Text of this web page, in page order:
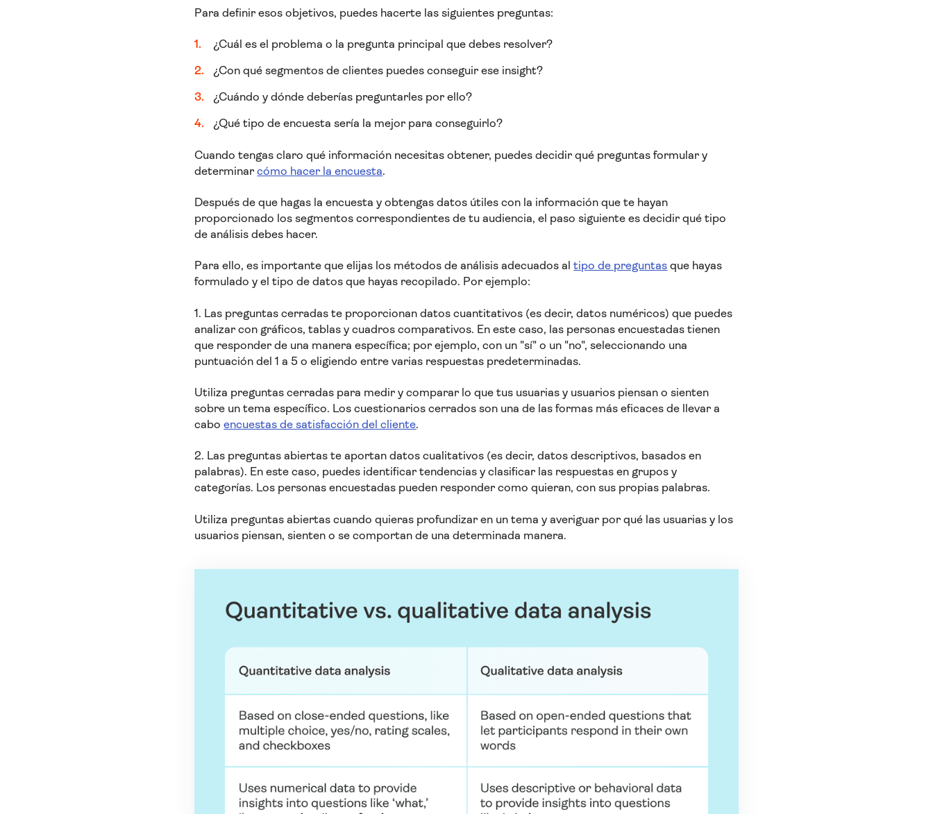
Para definir esos objetivos, puedes hacerte las siguientes preguntas:
¿Cuál es el problema o la pregunta principal que debes resolver?
¿Con qué segmentos de clientes puedes conseguir ese insight?
¿Cuándo y dónde deberías preguntarles por ello?
¿Qué tipo de encuesta sería la mejor para conseguirlo?
Cuando tengas claro qué información necesitas obtener, puedes decidir qué preguntas formular y
determinarcómo hacer la encuesta.
Después de que hagas la encuesta y obtengas datos útiles con la información que te hayan
proporcionado los segmentos correspondientes de tu audiencia, el paso siguiente es decidir qué tipo
de análisis debes hacer.
Para ello, es importante que elijas los métodos de análisis adecuados altipo de preguntas que hayas
formulado y el tipo de datos que hayas recopilado. Por ejemplo:
1. Las preguntas cerradas te proporcionan datos cuantitativos (es decir, datos numéricos) que puedes
analizar con gráficos, tablas y cuadros comparativos. En este caso, las personas encuestadas tienen
que responder de una manera específica; por ejemplo, con un "sí" o un "no", seleccionando una
puntuación del 1 a 5 o eligiendo entre varias respuestas predeterminadas.
Utiliza preguntas cerradas para medir y comparar lo que tus usuarias y usuarios piensan o sienten
sobre un tema específico. Los cuestionarios cerrados son una de las formas más eficaces de llevar a
caboencuestas de satisfacción del cliente.
2. Las preguntas abiertas te aportan datos cualitativos (es decir, datos descriptivos, basados en
palabras). En este caso, puedes identificar tendencias y clasificar las respuestas en grupos y
categorías. Los personas encuestadas pueden responder como quieran, con sus propias palabras.
Utiliza preguntas abiertas cuando quieras profundizar en un tema y averiguar por qué las usuarias y los
usuarios piensan, sienten o se comportan de una determinada manera.